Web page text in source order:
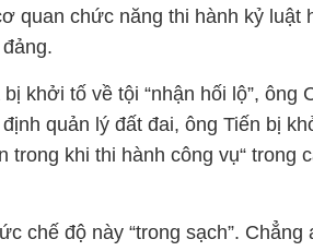
quan chức năng thi hành kỷ luật
khởi tố về tội “nhận hối lộ”, ông
quản lý đất đai, ông Tiến bị
trong khi thi hành công vụ“ trong
chế độ này “trong sạch”. Chẳng